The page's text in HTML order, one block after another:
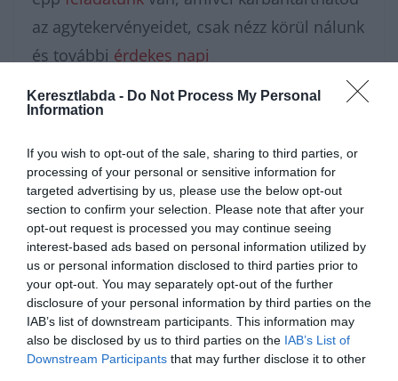
Keresztlabda - Do Not Process My Personal
Information
If you wish to opt-out of the sale, sharing to third parties, or
processing of your personal or sensitive information for
targeted advertising by us, please use the below opt-out
section to confirm your selection. Please note that after your
opt-out request is processed you may continue seeing
interest-based ads based on personal information utilized by
us or personal information disclosed to third parties prior to
your opt-out. You may separately opt-out of the further
disclosure of your personal information by third parties on the
IAB’s list of downstream participants. This information may
also be disclosed by us to third parties on the IAB’s List of
Downstream Participants that may further disclose it to other
az agytekervényeidet, csak nézz körül nálunk
és további érdekes napi
Hirdetés